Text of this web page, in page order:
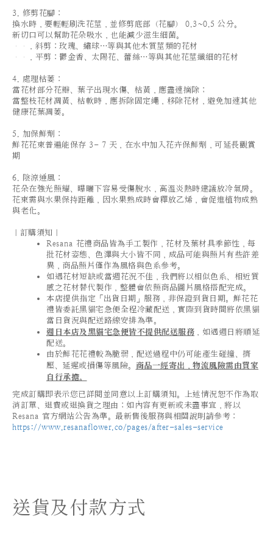
3. 修剪花腳：
換水時，要輕輕刷洗花莖，並修剪底部（花腳） 0.3~0.5 公分。
新切口可以幫助花朵吸水，也能減少滋生細菌。
．斜剪：玫瑰、繡球…等與其他木質莖類的花材
．平剪：鬱金香、太陽花、蕾絲…等與其他花莖纖細的花材
4. 處理枯萎：
當花材部分花瓣、葉子出現水傷、枯黃，應盡速摘除；
當整枝花材凋黃、枯軟時，應拆除固定繩，移除花材，避免加速其他
健康花葉凋萎。
5. 加保鮮劑：
鮮花花束普遍能保存 3- 7 天，在水中加入花卉保鮮劑，可延長觀賞
期
6. 陰涼通風：
花朵在強光照耀、曝曬下容易受傷脫水，高溫炎熱時建議放冷氣房。
花束需與水果保持距離，因水果熟成時會釋放乙烯，會促進植物成熟
與老化。
｜訂購須知｜
Resana 花禮商品皆為手工製作，花材及葉材具季節性，每
批花材姿態、色澤與大小皆不同，成品可能與照片有些許差
異，商品照片僅作為風格與色系參考。
如遇花材短缺或當週花況不佳，我們將以相似色系、相近質
感之花材替代製作，整體會依照商品圖片風格搭配完成。
本店提供指定「出貨日期」服務，非保證到貨日期。鮮花花
禮皆委託黑貓宅急便全程冷藏配送，實際到貨時間將依黑貓
當日貨況與配送路線安排為準。
週日本店及黑貓宅急便皆不提供配送服務 ，如遇週日將順延
配送。
由於鮮花花禮較為脆弱，配送過程中仍可能產生碰撞、擠
壓、延遲或損傷等風險。 商品一經寄出，物流風險需由買家
自行承擔。
完成訂購即表示您已詳閱並同意以上訂購須知。上述情況恕不作為取
消訂單、退費或退換貨之理由；如內容有更新或未盡事宜，將以
Resana 官方網站公告為準。最新售後服務與相關說明請參考：
https://www.resanaflower.co/pages/after-sales-service
送貨及付款方式